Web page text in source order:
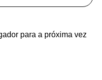
para a próxima vez